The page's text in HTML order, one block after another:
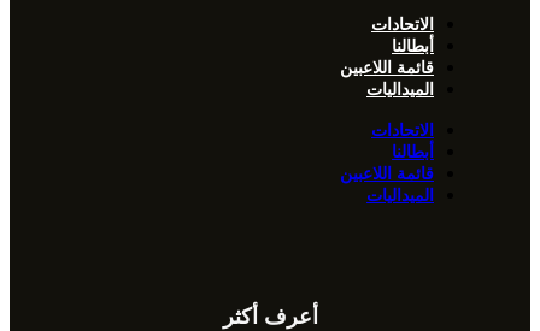
الاتحادات
أبطالنا
قائمة اللاعبين
الميداليات
الاتحادات
أبطالنا
قائمة اللاعبين
الميداليات
أعرف أكثر